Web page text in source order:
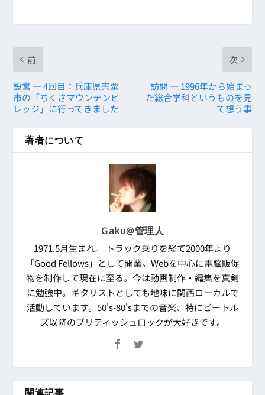
前
設営 ― 4回目：兵庫県宍粟
市の「ちくさマウンテンビ
レッジ」に行ってきました
次
訪問 ― 1996年から始まっ
た総合学科というものを見
て想う事
著者について
Gaku@管理人
1971.5月生まれ。 トラック乗りを経て2000年より
「Good Fellows」として開業。Webを中心に電脳販促
物を制作して現在に至る。今は動画制作・編集を真剣
に勉強中。ギタリストとしても地味に関西ローカルで
活動しています。50's-80'sまでの音楽、特にビートル
ズ以降のブリティッシュロックが大好きです。
関連記事